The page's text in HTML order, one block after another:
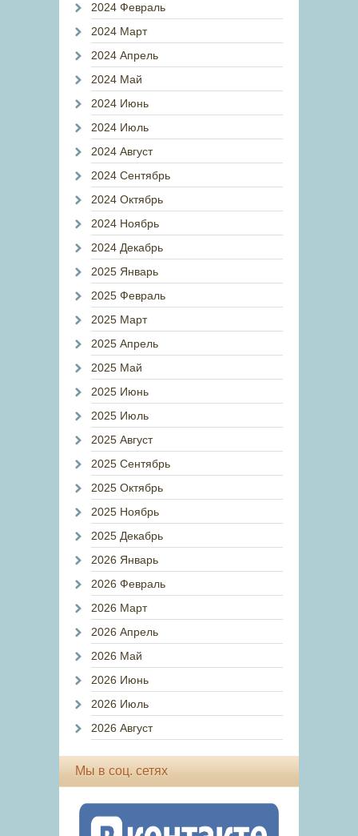
2024 Февраль
2024 Март
2024 Апрель
2024 Май
2024 Июнь
2024 Июль
2024 Август
2024 Сентябрь
2024 Октябрь
2024 Ноябрь
2024 Декабрь
2025 Январь
2025 Февраль
2025 Март
2025 Апрель
2025 Май
2025 Июнь
2025 Июль
2025 Август
2025 Сентябрь
2025 Октябрь
2025 Ноябрь
2025 Декабрь
2026 Январь
2026 Февраль
2026 Март
2026 Апрель
2026 Май
2026 Июнь
2026 Июль
2026 Август
Мы в соц. сетях